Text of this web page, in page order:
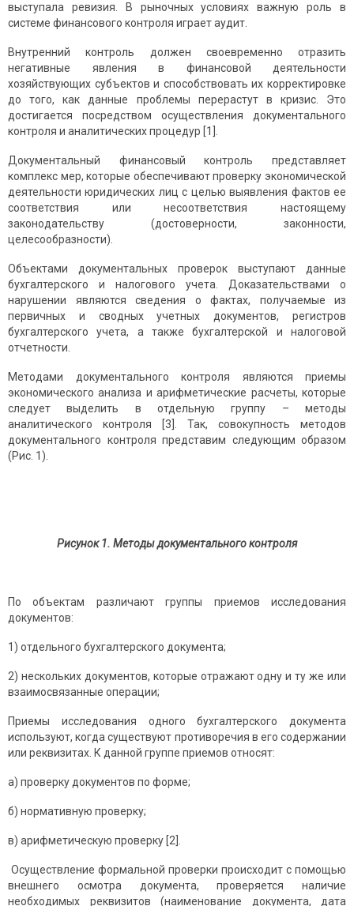
выступала ревизия. В рыночных условиях важную роль в
системе финансового контроля играет аудит.
Внутренний контроль должен своевременно отразить
негативные явления в финансовой деятельности
хозяйствующих субъектов и способствовать их корректировке
до того, как данные проблемы перерастут в кризис. Это
достигается посредством осуществления документального
контроля и аналитических процедур [1].
Документальный финансовый контроль представляет
комплекс мер, которые обеспечивают проверку экономической
деятельности юридических лиц с целью выявления фактов ее
соответствия или несоответствия настоящему
законодательству (достоверности, законности,
целесообразности).
Объектами документальных проверок выступают данные
бухгалтерского и налогового учета. Доказательствами о
нарушении являются сведения о фактах, получаемые из
первичных и сводных учетных документов, регистров
бухгалтерского учета, а также бухгалтерской и налоговой
отчетности.
Методами документального контроля являются приемы
экономического анализа и арифметические расчеты, которые
следует выделить в отдельную группу – методы
аналитического контроля [3]. Так, совокупность методов
документального контроля представим следующим образом
(Рис. 1).
Рисунок 1. Методы документального контроля
По объектам различают группы приемов исследования
документов:
1) отдельного бухгалтерского документа;
2) нескольких документов, которые отражают одну и ту же или
взаимосвязанные операции;
Приемы исследования одного бухгалтерского документа
используют, когда существуют противоречия в его содержании
или реквизитах. К данной группе приемов относят:
а) проверку документов по форме;
б) нормативную проверку;
в) арифметическую проверку [2].
Осуществление формальной проверки происходит с помощью
внешнего осмотра документа, проверяется наличие
необходимых реквизитов (наименование документа, дата